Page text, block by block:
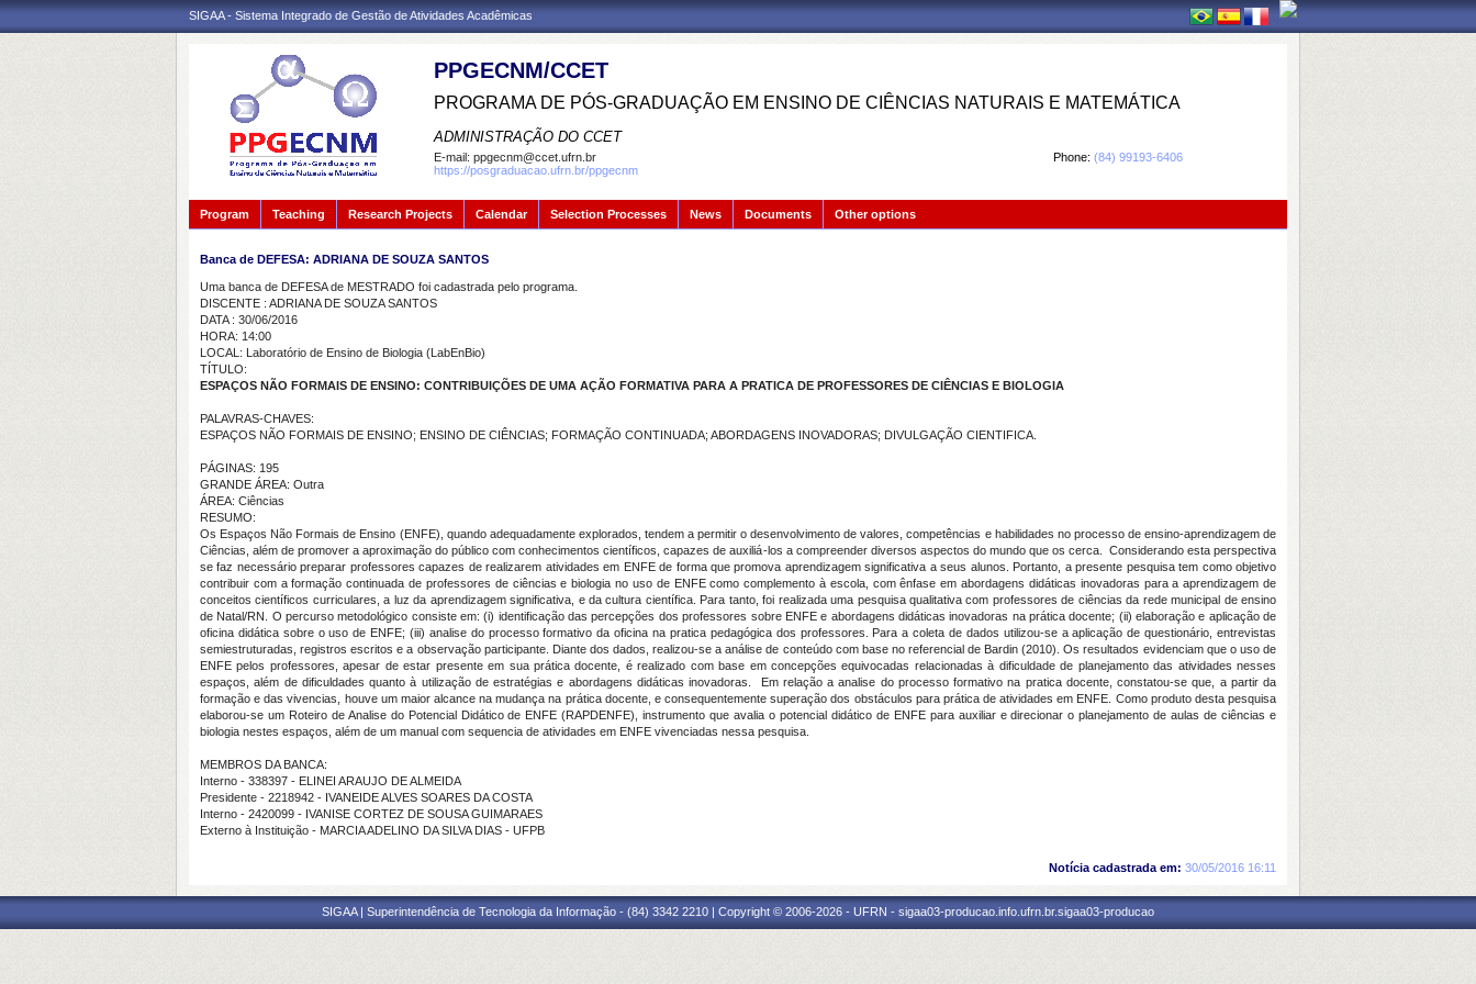
SIGAA - Sistema Integrado de Gestão de Atividades Acadêmicas
PPGECNM/CCET
PROGRAMA DE PÓS-GRADUAÇÃO EM ENSINO DE CIÊNCIAS NATURAIS E MATEMÁTICA
ADMINISTRAÇÃO DO CCET
Phone: (84) 99193-6406
E-mail: ppgecnm@ccet.ufrn.br
https://posgraduacao.ufrn.br/ppgecnm
Program Teaching Research Projects Calendar Selection Processes News Documents Other options
Banca de DEFESA: ADRIANA DE SOUZA SANTOS
Uma banca de DEFESA de MESTRADO foi cadastrada pelo programa.
DISCENTE : ADRIANA DE SOUZA SANTOS
DATA : 30/06/2016
HORA: 14:00
LOCAL: Laboratório de Ensino de Biologia (LabEnBio)
TÍTULO:
ESPAÇOS NÃO FORMAIS DE ENSINO: CONTRIBUIÇÕES DE UMA AÇÃO FORMATIVA PARA A PRATICA DE PROFESSORES DE CIÊNCIAS E BIOLOGIA
PALAVRAS-CHAVES:
ESPAÇOS NÃO FORMAIS DE ENSINO; ENSINO DE CIÊNCIAS; FORMAÇÃO CONTINUADA; ABORDAGENS INOVADORAS; DIVULGAÇÃO CIENTIFICA.
PÁGINAS: 195
GRANDE ÁREA: Outra
ÁREA: Ciências
RESUMO:
Os Espaços Não Formais de Ensino (ENFE), quando adequadamente explorados, tendem a permitir o desenvolvimento de valores, competências e habilidades no processo de ensino-aprendizagem de
Ciências, além de promover a aproximação do público com conhecimentos científicos, capazes de auxiliá-los a compreender diversos aspectos do mundo que os cerca. Considerando esta perspectiva
se faz necessário preparar professores capazes de realizarem atividades em ENFE de forma que promova aprendizagem significativa a seus alunos. Portanto, a presente pesquisa tem como objetivo
contribuir com a formação continuada de professores de ciências e biologia no uso de ENFE como complemento à escola, com ênfase em abordagens didáticas inovadoras para a aprendizagem de
conceitos científicos curriculares, a luz da aprendizagem significativa, e da cultura científica. Para tanto, foi realizada uma pesquisa qualitativa com professores de ciências da rede municipal de ensino
de Natal/RN. O percurso metodológico consiste em: (i) identificação das percepções dos professores sobre ENFE e abordagens didáticas inovadoras na prática docente; (ii) elaboração e aplicação de
oficina didática sobre o uso de ENFE; (iii) analise do processo formativo da oficina na pratica pedagógica dos professores. Para a coleta de dados utilizou-se a aplicação de questionário, entrevistas
semiestruturadas, registros escritos e a observação participante. Diante dos dados, realizou-se a análise de conteúdo com base no referencial de Bardin (2010). Os resultados evidenciam que o uso de
ENFE pelos professores, apesar de estar presente em sua prática docente, é realizado com base em concepções equivocadas relacionadas à dificuldade de planejamento das atividades nesses
espaços, além de dificuldades quanto à utilização de estratégias e abordagens didáticas inovadoras. Em relação a analise do processo formativo na pratica docente, constatou-se que, a partir da
formação e das vivencias, houve um maior alcance na mudança na prática docente, e consequentemente superação dos obstáculos para prática de atividades em ENFE. Como produto desta pesquisa
elaborou-se um Roteiro de Analise do Potencial Didático de ENFE (RAPDENFE), instrumento que avalia o potencial didático de ENFE para auxiliar e direcionar o planejamento de aulas de ciências e
biologia nestes espaços, além de um manual com sequencia de atividades em ENFE vivenciadas nessa pesquisa.
MEMBROS DA BANCA:
Interno - 338397 - ELINEI ARAUJO DE ALMEIDA
Presidente - 2218942 - IVANEIDE ALVES SOARES DA COSTA
Interno - 2420099 - IVANISE CORTEZ DE SOUSA GUIMARAES
Externo à Instituição - MARCIA ADELINO DA SILVA DIAS - UFPB
Notícia cadastrada em: 30/05/2016 16:11
SIGAA | Superintendência de Tecnologia da Informação - (84) 3342 2210 | Copyright © 2006-2026 - UFRN - sigaa03-producao.info.ufrn.br.sigaa03-producao